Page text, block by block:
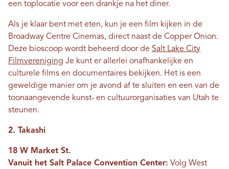
een toplocatie voor een drankje na het diner.
Als je klaar bent met eten, kun je een film kijken in de
Broadway Centre Cinemas, direct naast de Copper Onion.
Deze bioscoop wordt beheerd door de Salt Lake City
Filmvereniging Je kunt er allerlei onafhankelijke en
culturele films en documentaires bekijken. Het is een
geweldige manier om je avond af te sluiten en een van de
toonaangevende kunst- en cultuurorganisaties van Utah te
steunen.
2. Takashi
18 W Market St.
Vanuit het Salt Palace Convention Center: Volg West